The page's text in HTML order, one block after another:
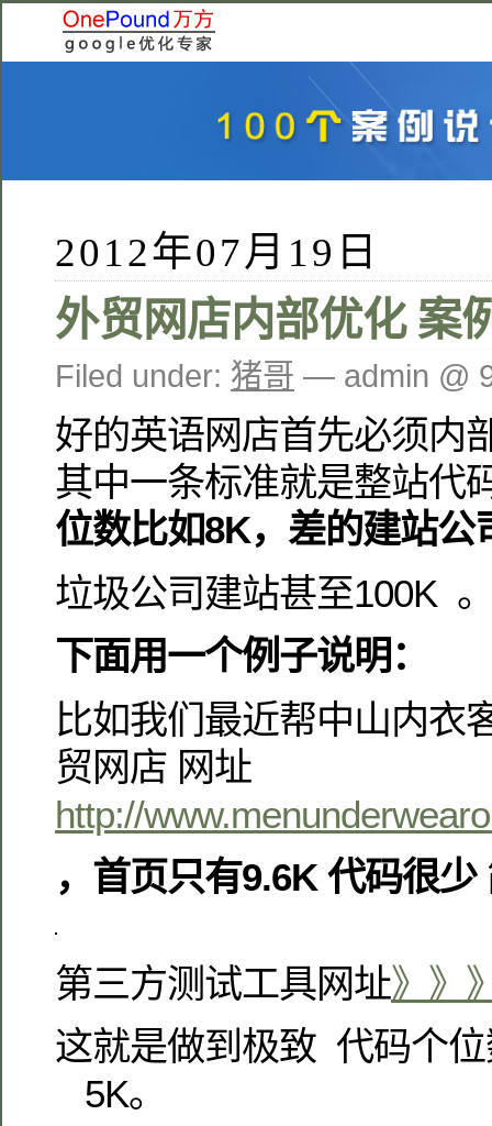
2012年07月19日
外贸网店内部优化 案
Filed under: 猪哥 — admin @
好的英语网店首先必须内
其中一条标准就是整站代
位数比如8K，差的建站公
垃圾公司建站甚至100K
下面用一个例子说明：
比如我们最近帮中山内衣
贸网店 网址
http://
，首页只有9.6K 代码很少
第三方测试工具网址》》
这就是做到极致 代码个
5K。